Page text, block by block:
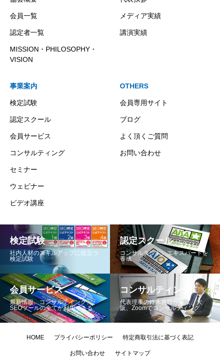
会員一覧
認定者一覧
MISSION・PHILOSOPHY・
VISION
メディア実績
講演実績
事業案内
検定試験
認定スクール
会員サービス
コンサルティング
セミナー
ウェビナー
ビデオ講座
OTHERS
会員専用サイト
ブログ
よく頂くご質問
お問い合わせ
検定試験
社内人材のスキルアップに役立つ
検定試験
認定スクール
コンサルタント、エキスパートを
養成
会員サービス
最新情報、コンサルテイング、
SEOツールの全てが利用できる
コンサルティング
代表理事の鈴木将司が東京、大
阪、Zoomでコンサルティング
HOME プライバシーポリシー 特定商取引法に基づく表記
お問い合わせ サイトマップ